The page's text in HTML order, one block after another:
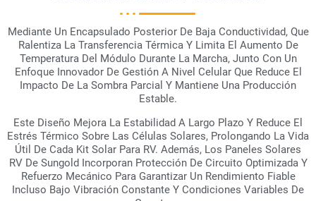
Mediante Un Encapsulado Posterior De Baja Conductividad, Que
Ralentiza La Transferencia Térmica Y Limita El Aumento De
Temperatura Del Módulo Durante La Marcha, Junto Con Un
Enfoque Innovador De Gestión A Nivel Celular Que Reduce El
Impacto De La Sombra Parcial Y Mantiene Una Producción
Estable.
Este Diseño Mejora La Estabilidad A Largo Plazo Y Reduce El
Estrés Térmico Sobre Las Células Solares, Prolongando La Vida
Útil De Cada Kit Solar Para RV. Además, Los Paneles Solares
RV De Sungold Incorporan Protección De Circuito Optimizada Y
Refuerzo Mecánico Para Garantizar Un Rendimiento Fiable
Incluso Bajo Vibración Constante Y Condiciones Variables De